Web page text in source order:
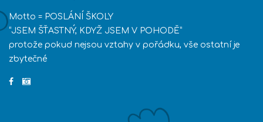
Motto = POSLÁNÍ ŠKOLY
“JSEM ŠŤASTNÝ, KDYŽ JSEM V POHODĚ”
protože pokud nejsou vztahy v pořádku, vše ostatní je
zbytečné